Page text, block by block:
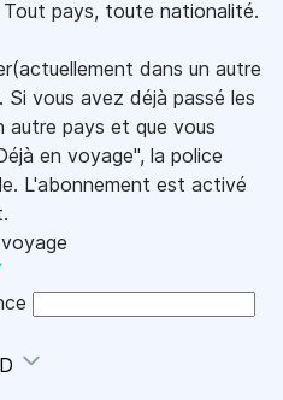
Tout pays, toute nationalité.
dans un autre
vous avez déjà passé les
autre pays et que vous
en voyage", la police
L'abonnement est activé